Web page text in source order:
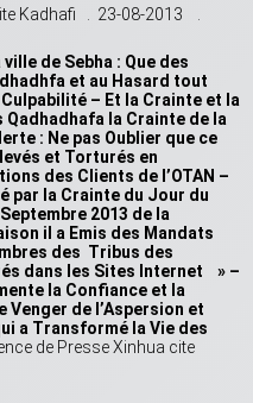
Kadhafi . 23-08-2013 .
de Sebha : Que des
et au Hasard tout
– Et la Crainte et la
la Crainte de la
: Ne pas Oublier que ce
et Torturés en
des Clients de l’OTAN –
par la Crainte du Jour du
2013 de la
il a Emis des Mandats
des Tribus des
dans les Sites Internet » –
la Confiance et la
Venger de l’Aspersion et
a Transformé la Vie des
de Presse Xinhua cite